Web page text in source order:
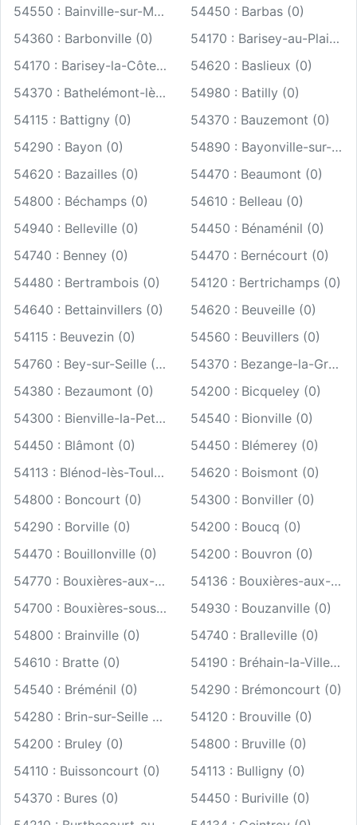
54550 : Bainville-sur-Madon (0)
54450 : Barbas (0)
54360 : Barbonville (0)
54170 : Barisey-au-Plain (0)
54170 : Barisey-la-Côte (0)
54620 : Baslieux (0)
54370 : Bathelémont-lès-Bauzemont (0)
54980 : Batilly (0)
54115 : Battigny (0)
54370 : Bauzemont (0)
54290 : Bayon (0)
54890 : Bayonville-sur-Mad (0)
54620 : Bazailles (0)
54470 : Beaumont (0)
54800 : Béchamps (0)
54610 : Belleau (0)
54940 : Belleville (0)
54450 : Bénaménil (0)
54740 : Benney (0)
54470 : Bernécourt (0)
54480 : Bertrambois (0)
54120 : Bertrichamps (0)
54640 : Bettainvillers (0)
54620 : Beuveille (0)
54115 : Beuvezin (0)
54560 : Beuvillers (0)
54760 : Bey-sur-Seille (0)
54370 : Bezange-la-Grande (0)
54380 : Bezaumont (0)
54200 : Bicqueley (0)
54300 : Bienville-la-Petite (0)
54540 : Bionville (0)
54450 : Blâmont (0)
54450 : Blémerey (0)
54113 : Blénod-lès-Toul (0)
54620 : Boismont (0)
54800 : Boncourt (0)
54300 : Bonviller (0)
54290 : Borville (0)
54200 : Boucq (0)
54470 : Bouillonville (0)
54200 : Bouvron (0)
54770 : Bouxières-aux-Chênes (0)
54136 : Bouxières-aux-Dames (0)
54700 : Bouxières-sous-Froidmont (0)
54930 : Bouzanville (0)
54800 : Brainville (0)
54740 : Bralleville (0)
54610 : Bratte (0)
54190 : Bréhain-la-Ville (0)
54540 : Bréménil (0)
54290 : Brémoncourt (0)
54280 : Brin-sur-Seille (0)
54120 : Brouville (0)
54200 : Bruley (0)
54800 : Bruville (0)
54110 : Buissoncourt (0)
54113 : Bulligny (0)
54370 : Bures (0)
54450 : Buriville (0)